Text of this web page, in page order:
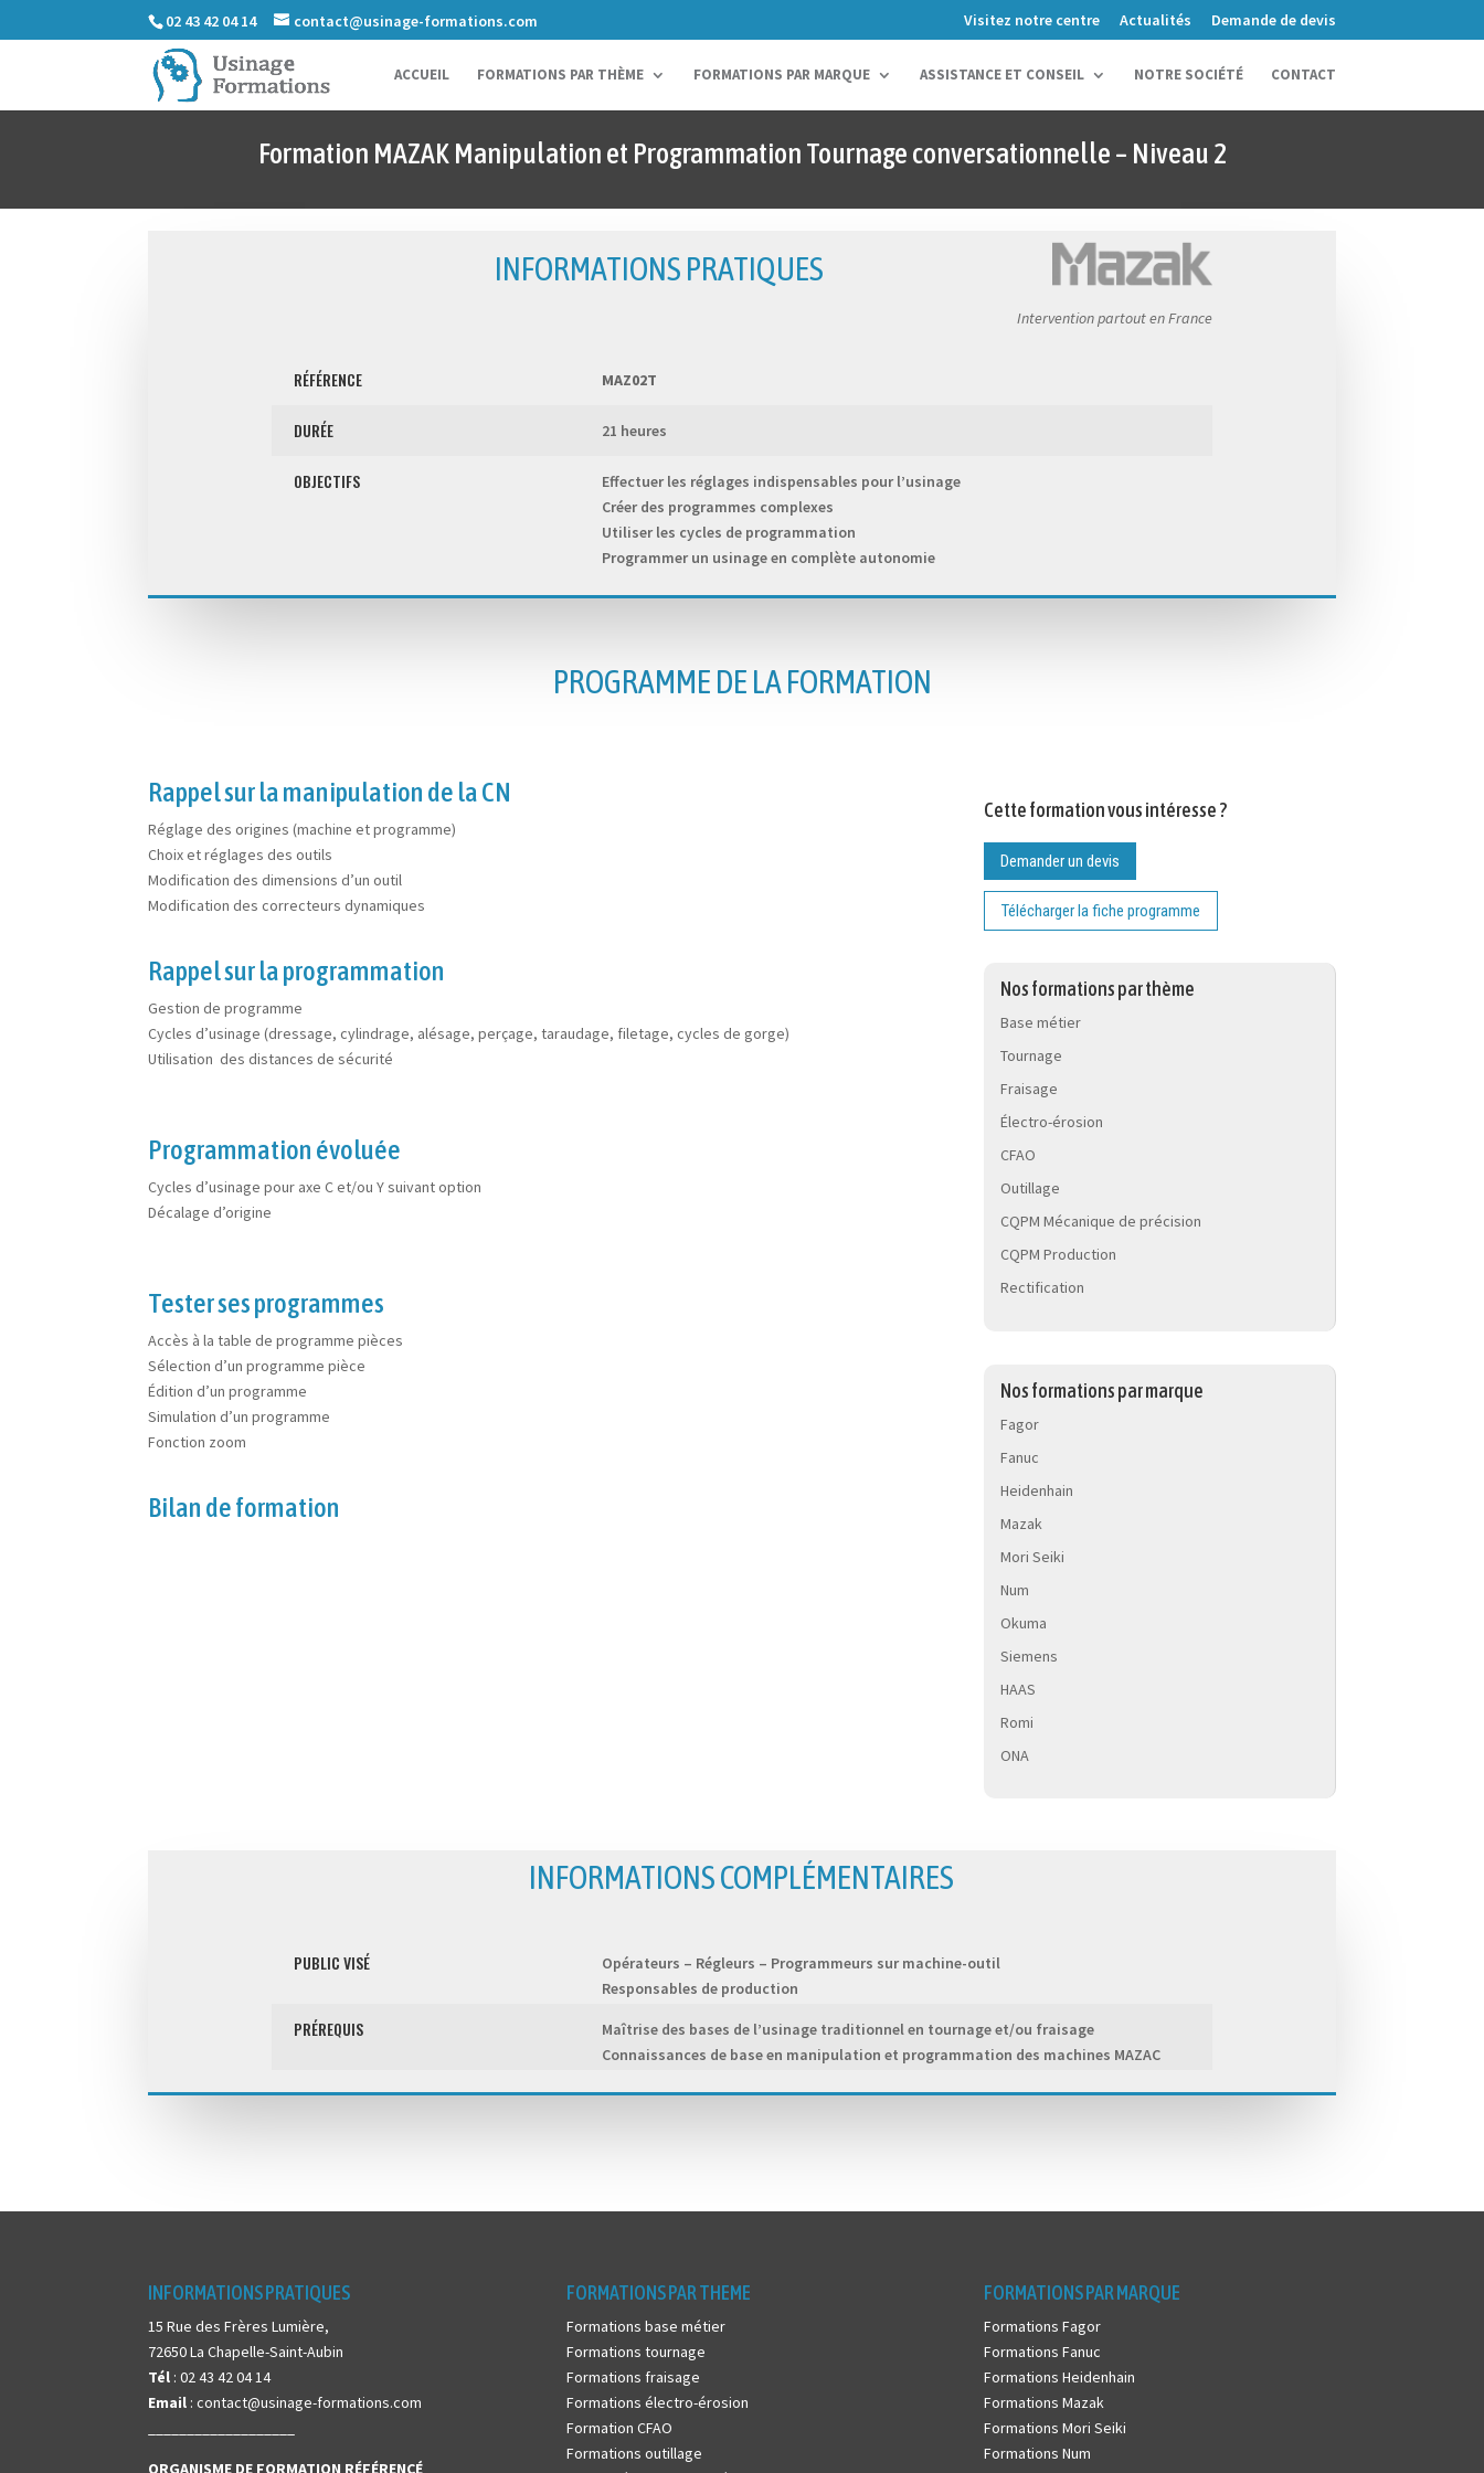
02 43 42 04 14 contact@usinage-formations.com Visitez notre centre Actualités Demande de devis
ACCUEIL FORMATIONS PAR THÈME FORMATIONS PAR MARQUE ASSISTANCE ET CONSEIL NOTRE SOCIÉTÉ CONTACT
Formation MAZAK Manipulation et Programmation Tournage conversationnelle – Niveau 2
INFORMATIONS PRATIQUES
Intervention partout en France
RÉFÉRENCE MAZ02T
DURÉE 21 heures
OBJECTIFS
Effectuer les réglages indispensables pour l’usinage
Créer des programmes complexes
Utiliser les cycles de programmation
Programmer un usinage en complète autonomie
PROGRAMME DE LA FORMATION
Rappel sur la manipulation de la CN
Réglage des origines (machine et programme)
Choix et réglages des outils
Modification des dimensions d’un outil
Modification des correcteurs dynamiques
Rappel sur la programmation
Gestion de programme
Cycles d’usinage (dressage, cylindrage, alésage, perçage, taraudage, filetage, cycles de gorge)
Utilisation des distances de sécurité
Programmation évoluée
Cycles d’usinage pour axe C et/ou Y suivant option
Décalage d’origine
Tester ses programmes
Accès à la table de programme pièces
Sélection d’un programme pièce
Édition d’un programme
Simulation d’un programme
Fonction zoom
Bilan de formation
Cette formation vous intéresse ?
Demander un devis
Télécharger la fiche programme
Nos formations par thème
Base métier
Tournage
Fraisage
Électro-érosion
CFAO
Outillage
CQPM Mécanique de précision
CQPM Production
Rectification
Nos formations par marque
Fagor
Fanuc
Heidenhain
Mazak
Mori Seiki
Num
Okuma
Siemens
HAAS
Romi
ONA
INFORMATIONS COMPLÉMENTAIRES
PUBLIC VISÉ
Opérateurs – Régleurs – Programmeurs sur machine-outil
Responsables de production
PRÉREQUIS
Maîtrise des bases de l’usinage traditionnel en tournage et/ou fraisage
Connaissances de base en manipulation et programmation des machines MAZAC
INFORMATIONS PRATIQUES
15 Rue des Frères Lumière,
72650 La Chapelle-Saint-Aubin
Tél : 02 43 42 04 14
Email : contact@usinage-formations.com
ORGANISME DE FORMATION RÉFÉRENCÉ
FORMATIONS PAR THEME
Formations base métier
Formations tournage
Formations fraisage
Formations électro-érosion
Formation CFAO
Formations outillage
FORMATIONS PAR MARQUE
Formations Fagor
Formations Fanuc
Formations Heidenhain
Formations Mazak
Formations Mori Seiki
Formations Num